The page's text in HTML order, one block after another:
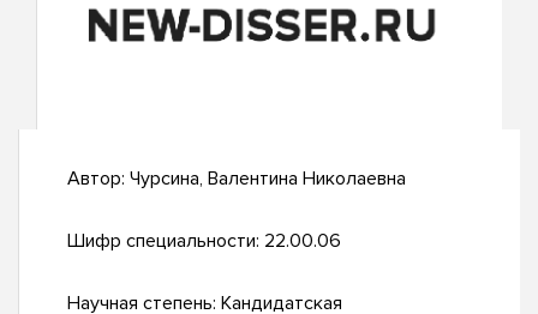
Автор: Чурсина, Валентина Николаевна
Шифр специальности: 22.00.06
Научная степень: Кандидатская